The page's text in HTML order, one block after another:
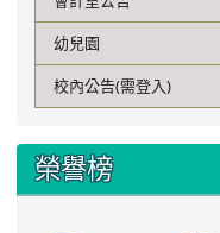
幼兒園
校內公告(需登入)
榮譽榜